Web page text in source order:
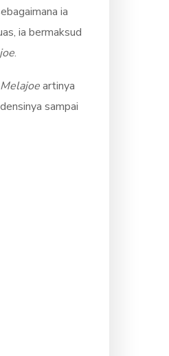
ia
ia bermaksud
.
Melajoeartinya
sampai